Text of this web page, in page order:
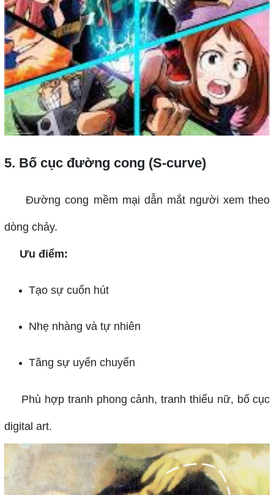
5. Bố cục đường cong (S-curve)
Đường cong mềm mại dẫn mắt người xem theo
dòng chảy.
Ưu điểm:
Tạo sự cuốn hút
Nhẹ nhàng và tự nhiên
Tăng sự uyển chuyển
Phù hợp tranh phong cảnh, tranh thiếu nữ, bố cục
digital art.